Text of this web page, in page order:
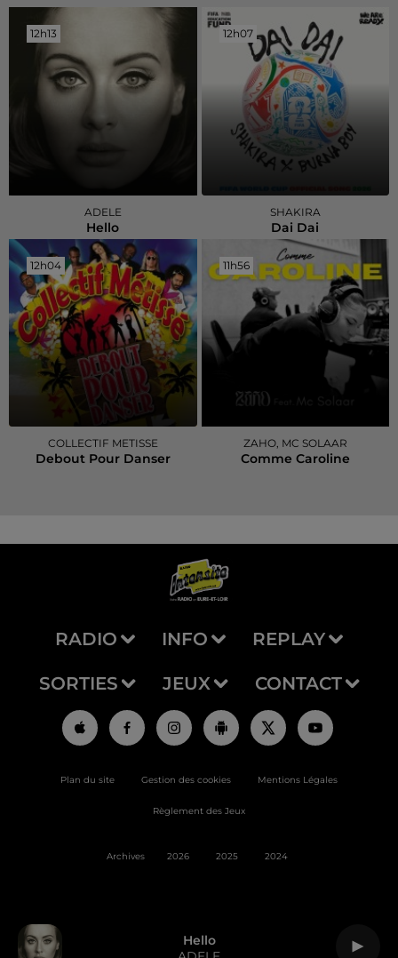
Hello
12h13
12h13
ADELE
Hello
12h07
12h07
SHAKIRA
Dai Dai
12h04
12h04
COLLECTIF METISSE
Debout Pour Danser
11h56
11h56
ZAHO, MC SOLAAR
Comme Caroline
RADIO INFO REPLAY
SORTIES JEUX CONTACT
Plan du site Gestion des cookies Mentions Légales
Règlement des Jeux
Archives 2026 2025 2024